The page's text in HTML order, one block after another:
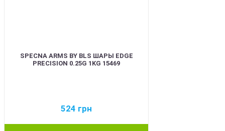
SPECNA ARMS BY BLS ШАРЫ EDGE
PRECISION 0.25G 1KG 15469
524 грн